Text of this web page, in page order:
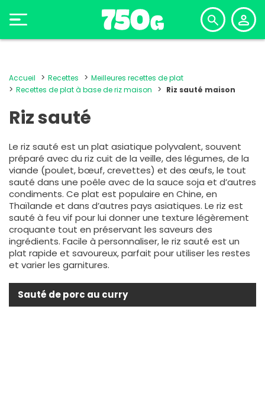
Accueil Recettes
Meilleures recettes de plat
Recettes de plat à base de riz maison
Riz sauté maison
Riz sauté
Le riz sauté est un plat asiatique polyvalent, souvent
préparé avec du riz cuit de la veille, des légumes, de la
viande (poulet, bœuf, crevettes) et des œufs, le tout
sauté dans une poêle avec de la sauce soja et d’autres
condiments. Ce plat est populaire en Chine, en
Thaïlande et dans d’autres pays asiatiques. Le riz est
sauté à feu vif pour lui donner une texture légèrement
croquante tout en préservant les saveurs des
ingrédients. Facile à personnaliser, le riz sauté est un
plat rapide et savoureux, parfait pour utiliser les restes
et varier les garnitures.
Sauté de porc au curry